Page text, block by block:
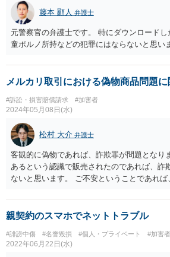
藤本 顯人 弁護士
元警察官の弁護士です。 特にダウンロード
童ポルノ所持などの犯罪にはならないと思い
メルカリ取引における偽物商品問題
#訴訟・損害賠償請求 #加害者
2024年05月08日(水)
松村 大介 弁護士
客観的に偽物であれば、詐欺罪が問題となり
あるという認識で販売されたのであれば、詐
ないと思います。 ご不安ということであれ
精査することも考えられます。もし、どうし
あれば、弁護士に依頼して、誠実に対応する
親契約のスマホでネットトラブル
#誹謗中傷 #名誉毀損 #個人・プライベート #加害者
2022年06月22日(水)